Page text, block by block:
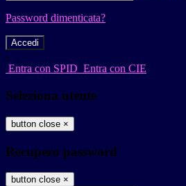
Password dimenticata?
-
Entra con SPID Entra con CIE
Seleziona utente
button close ×
Recupero password
button close ×